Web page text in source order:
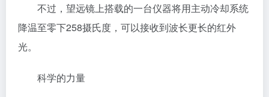
不过，望远镜上搭载的一台仪器将用主动冷却系统
降温至零下258摄氏度，可以接收到波长更长的红外
光。
科学的力量